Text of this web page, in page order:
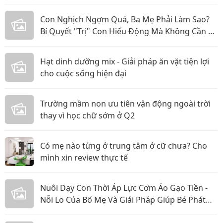
Con Nghịch Ngợm Quá, Ba Mẹ Phải Làm Sao?
Bí Quyết "Trị" Con Hiếu Động Mà Không Cần La
Hạt dinh dưỡng mix - Giải pháp ăn vặt tiện lợi
cho cuộc sống hiện đại
Trường mầm non ưu tiên vận động ngoài trời
thay vì học chữ sớm ở Q2
Có mẹ nào từng ở trung tâm ở cữ chưa? Cho
mình xin review thực tế
Nuôi Dạy Con Thời Áp Lực Cơm Áo Gạo Tiền -
Nỗi Lo Của Bố Mẹ Và Giải Pháp Giúp Bé Phát